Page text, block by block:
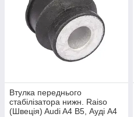
Втулка переднього
стабілізатора нижн. Raiso
(Швеція) Audi A4 B5, Ауді А4